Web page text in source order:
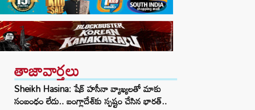
తాజావార్తలు
Sheikh Hasina: షేక్ హసీనా వ్యాఖ్యలతో మాకు
సంబంధం లేదు.. బంగ్లాదేశ్‌కు స్పష్టం చేసిన భారత్..